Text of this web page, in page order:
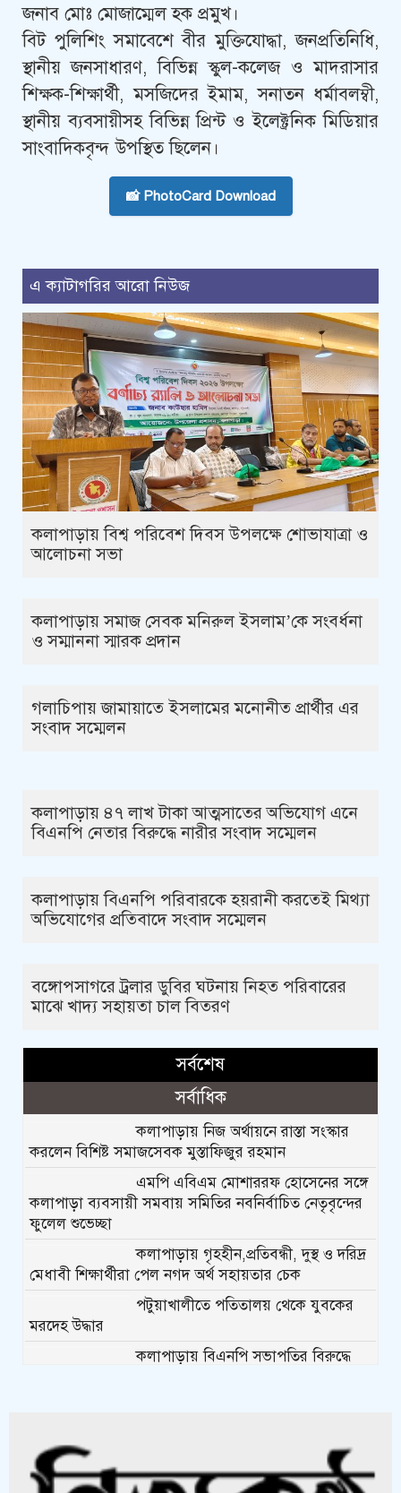
জনাব মোঃ মোজাম্মেল হক প্রমুখ।
বিট পুলিশিং সমাবেশে বীর মুক্তিযোদ্ধা, জনপ্রতিনিধি,
স্থানীয় জনসাধারণ, বিভিন্ন স্কুল-কলেজ ও মাদরাসার
শিক্ষক-শিক্ষার্থী, মসজিদের ইমাম, সনাতন ধর্মাবলম্বী,
স্থানীয় ব্যবসায়ীসহ বিভিন্ন প্রিন্ট ও ইলেক্ট্রনিক মিডিয়ার
সাংবাদিকবৃন্দ উপস্থিত ছিলেন।
📸 PhotoCard Download
এ ক্যাটাগরির আরো নিউজ
কলাপাড়ায় বিশ্ব পরিবেশ দিবস উপলক্ষে শোভাযাত্রা ও
আলোচনা সভা
কলাপাড়ায় সমাজ সেবক মনিরুল ইসলাম’কে সংবর্ধনা
ও সম্মাননা স্মারক প্রদান
গলাচিপায় জামায়াতে ইসলামের মনোনীত প্রার্থীর এর
সংবাদ সম্মেলন
কলাপাড়ায় ৪৭ লাখ টাকা আত্মসাতের অভিযোগ এনে
বিএনপি নেতার বিরুদ্ধে নারীর সংবাদ সম্মেলন
কলাপাড়ায় বিএনপি পরিবারকে হয়রানী করতেই মিথ্যা
অভিযোগের প্রতিবাদে সংবাদ সম্মেলন
বঙ্গোপসাগরে ট্রলার ডুবির ঘটনায় নিহত পরিবারের
মাঝে খাদ্য সহায়তা চাল বিতরণ
সর্বশেষ
সর্বাধিক
কলাপাড়ায় নিজ অর্থায়নে রাস্তা সংস্কার
করলেন বিশিষ্ট সমাজসেবক মুস্তাফিজুর রহমান
এমপি এবিএম মোশাররফ হোসেনের সঙ্গে
কলাপাড়া ব্যবসায়ী সমবায় সমিতির নবনির্বাচিত নেতৃবৃন্দের
ফুলেল শুভেচ্ছা
কলাপাড়ায় গৃহহীন,প্রতিবন্ধী, দুস্থ ও দরিদ্র
মেধাবী শিক্ষার্থীরা পেল নগদ অর্থ সহায়তার চেক
পটুয়াখালীতে পতিতালয় থেকে যুবকের
মরদেহ উদ্ধার
কলাপাড়ায় বিএনপি সভাপতির বিরুদ্ধে
কলাপাড়ায় মুদি ব্যাবসায়ীর ওপর সন্ত্রাসী